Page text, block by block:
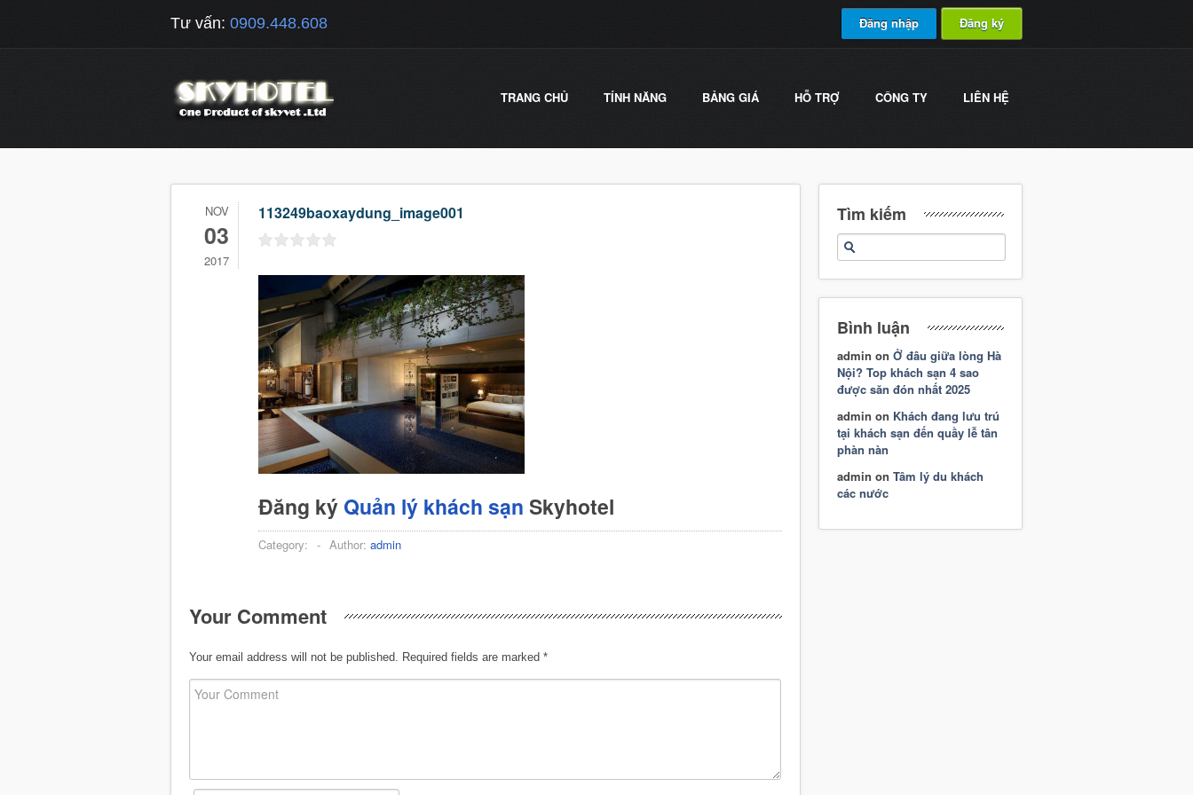
Tư vấn: 0909.448.608 Đăng nhập Đăng ký
TRANG CHỦ TÍNH NĂNG BẢNG GIÁ HỖ TRỢ CÔNG TY LIÊN HỆ
NOV
03
2017
113249baoxaydung_image001
Đăng ký Quản lý khách sạn Skyhotel
Category: - Author: admin
Your Comment
Your email address will not be published. Required fields are marked *
Tìm kiếm
Bình luận
admin on Ở đâu giữa lòng Hà
Nội? Top khách sạn 4 sao
được săn đón nhất 2025
admin on Khách đang lưu trú
tại khách sạn đến quầy lễ tân
phàn nàn
admin on Tâm lý du khách
các nước